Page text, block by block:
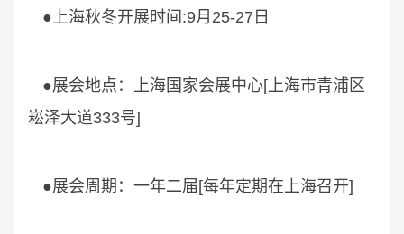
●上海秋冬开展时间:9月25-27日
●展会地点：上海国家会展中心[上海市青浦区
崧泽大道333号]
●展会周期：一年二届[每年定期在上海召开]